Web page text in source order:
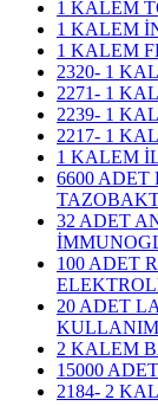
1 KALEM
1 KALEM
1 KALEM
2320- 1
2271- 1
2239- 1
2217- 1
1 KALEM
6600 ADET
32 ADET
100 ADET
20 ADET
2 KALEM
15000
2184- 2